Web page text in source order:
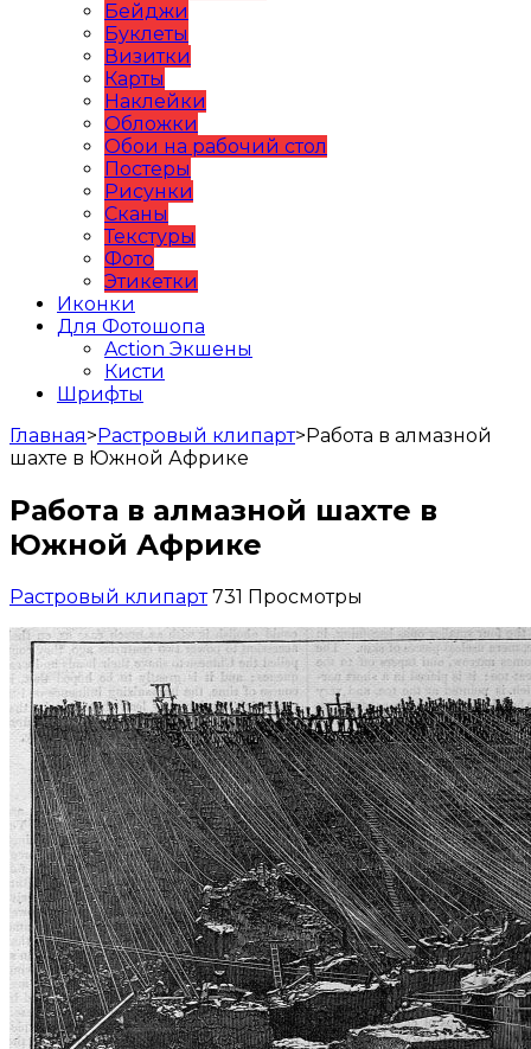
Бейджи
Буклеты
Визитки
Карты
Наклейки
Обложки
Обои на рабочий стол
Постеры
Рисунки
Сканы
Текстуры
Фото
Этикетки
Иконки
Для Фотошопа
Action Экшены
Кисти
Шрифты
Главная>Растровый клипарт>Работа в алмазной
шахте в Южной Африке
Работа в алмазной шахте в
Южной Африке
Растровый клипарт 731 Просмотры